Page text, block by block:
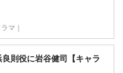
ラマ｜
良則役に岩谷健司【キャラ